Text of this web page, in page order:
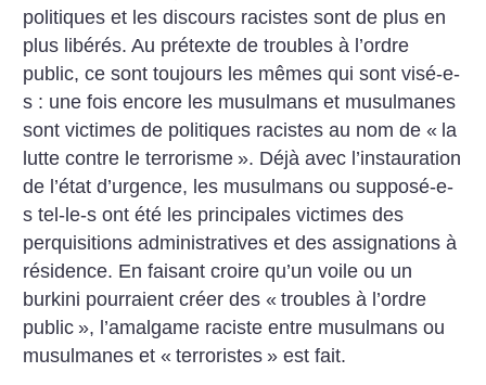
politiques et les discours racistes sont de plus en
plus libérés. Au prétexte de troubles à l’ordre
public, ce sont toujours les mêmes qui sont visé-e-
s : une fois encore les musulmans et musulmanes
sont victimes de politiques racistes au nom de « la
lutte contre le terrorisme ». Déjà avec l’instauration
de l’état d’urgence, les musulmans ou supposé-e-
s tel-le-s ont été les principales victimes des
perquisitions administratives et des assignations à
résidence. En faisant croire qu’un voile ou un
burkini pourraient créer des « troubles à l’ordre
public », l’amalgame raciste entre musulmans ou
musulmanes et « terroristes » est fait.